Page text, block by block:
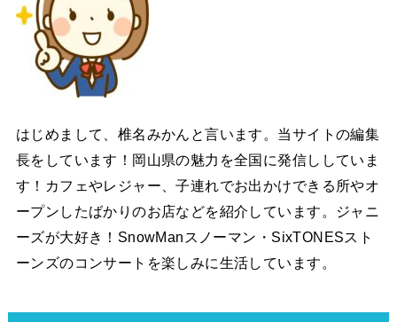
はじめまして、椎名みかんと言います。当サイトの編集
長をしています！岡山県の魅力を全国に発信ししていま
す！カフェやレジャー、子連れでお出かけできる所やオ
ープンしたばかりのお店などを紹介しています。ジャニ
ーズが大好き！SnowManスノーマン・SixTONESスト
ーンズのコンサートを楽しみに生活しています。